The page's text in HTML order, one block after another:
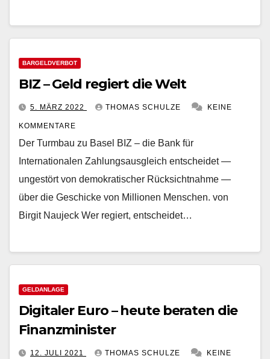
BARGELDVERBOT
BIZ – Geld regiert die Welt
5. MÄRZ 2022 THOMAS SCHULZE KEINE
KOMMENTARE
Der Turmbau zu Basel BIZ – die Bank für
Internationalen Zahlungsausgleich entscheidet —
ungestört von demokratischer Rücksichtnahme —
über die Geschicke von Millionen Menschen. von
Birgit Naujeck Wer regiert, entscheidet…
GELDANLAGE
Digitaler Euro – heute beraten die
Finanzminister
12. JULI 2021 THOMAS SCHULZE KEINE